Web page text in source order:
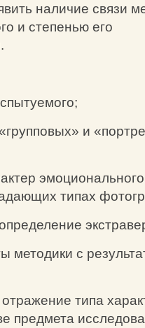
наличие связи
и степенью его
и
типах
методики с
типа
предмета